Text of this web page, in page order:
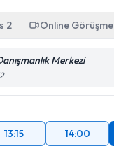
2 Online Görüşme
Merkezi
13:15 14:00